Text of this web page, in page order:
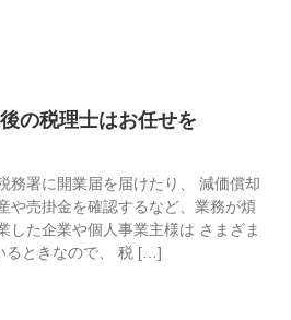
の税理士はお任せを
務署に開業届を届けたり、 減価償却
や売掛金を確認するなど、業務が煩
した企業や個人事業主様は さまざま
るときなので、 税 […]